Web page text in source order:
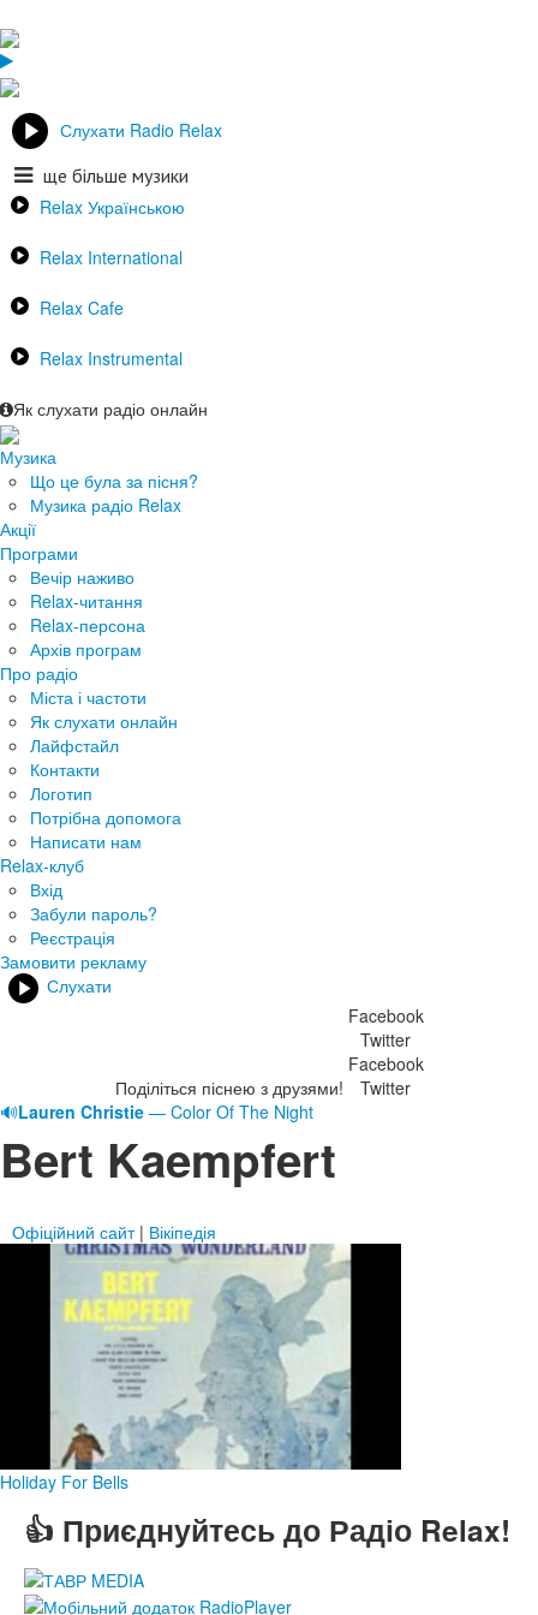
Слухати Radio Relax
ще більше музики
Relax Українською
Relax International
Relax Cafe
Relax Instrumental
Як слухати радіо онлайн
Музика
Що це була за пісня?
Музика радіо Relax
Акції
Програми
Вечір наживо
Relax-читання
Relax-персона
Архів програм
Про радіо
Міста і частоти
Як слухати онлайн
Лайфстайл
Контакти
Логотип
Потрібна допомога
Написати нам
Relax-клуб
Вхід
Забули пароль?
Реєстрація
Замовити рекламу
Слухати
Поділіться піснею з друзями!
Facebook
Twitter
Facebook
Twitter
🔊Lauren Christie — Color Of The Night
Bert Kaempfert
Офіційний сайт| Вікіпедія
Holiday For Bells
👍 Приєднуйтесь до Радіо Relax!